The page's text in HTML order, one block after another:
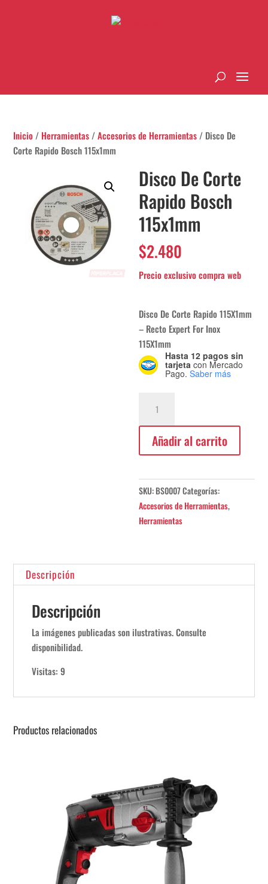
Inicio / Herramientas /Accesorios de Herramientas / Disco De
Corte Rapido Bosch 115x1mm
Disco De Corte
Rapido Bosch
115x1mm
$2.480
Disco De Corte Rapido 115X1mm
– Recto Expert For Inox
115X1mm
Hasta 12 pagos sin
tarjeta con Mercado
Pago. Saber más
Corte
Rapido
Bosch
cantidad
Añadir al carrito
SKU:BS0007Categorías:
Accesorios de Herramientas,
Herramientas
Descripción
Descripción
La imágenes publicadas son ilustrativas. Consulte
disponibilidad.
Visitas: 9
Productos relacionados